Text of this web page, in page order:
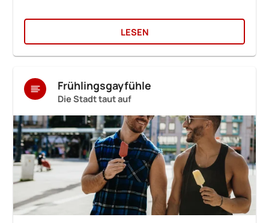
LESEN
Frühlingsgayfühle
Die Stadt taut auf